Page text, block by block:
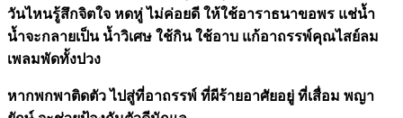
วันไหนรู้สึกจิตใจ หดหู่ ไม่ค่อยดี ให้ใช้อาราธนาขอพร แช่น้ำ
น้ำจะกลายเป็น น้ำวิเศษ ใช้กิน ใช้อาบ แก้อาถรรพ์คุณไสย์ลม
เพลมพัดทั้งปวง
หากพกพาติดตัว ไปสู่ที่อาถรรพ์ ที่ผีร้ายอาศัยอยู่ ที่เสื่อม พญา